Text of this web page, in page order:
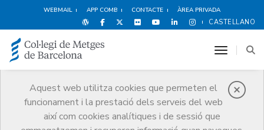
WEBMAIL APP COMB CONTACTE ÀREA PRIVADA
CASTELLANO
Aquest web utilitza cookies que permeten el
funcionament i la prestació dels serveis del web
així com cookies analítiques i de sessió que
toggle
Premis
Premis Guardonat Edició 2016